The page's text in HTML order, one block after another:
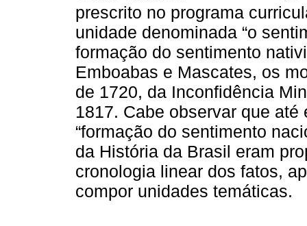
prescrito no programa
unidade denominada “o
formação do sentimento
Emboabas e Mascates, os
de 1720, da Inconfidência
1817. Cabe observar que
“formação do sentimento
da História da Brasil eram
cronologia linear dos fatos,
compor unidades temáticas.